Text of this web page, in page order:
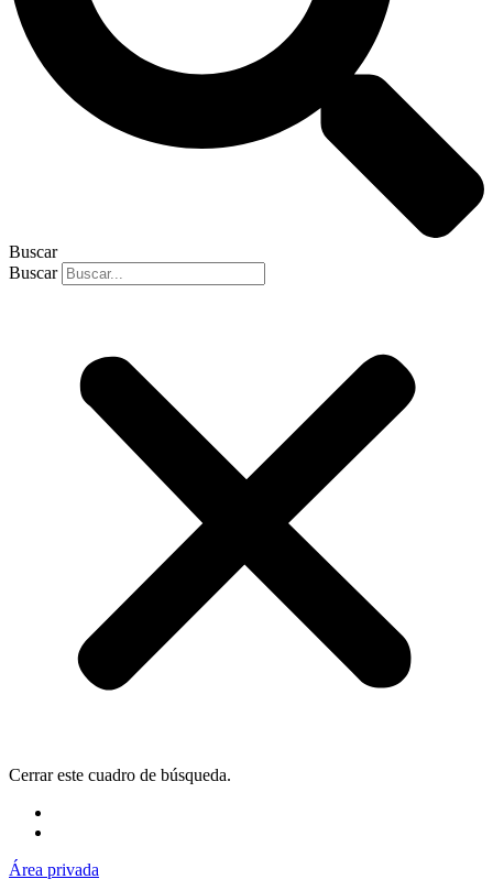
Buscar
Buscar
Cerrar este cuadro de búsqueda.
Área privada